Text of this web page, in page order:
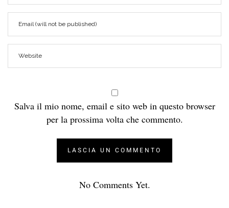
Salva il mio nome, email e sito web in questo browser
per la prossima volta che commento.
No Comments Yet.